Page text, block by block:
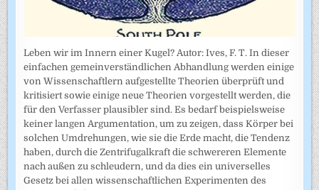
Leben wir im Innern einer Kugel? Autor: Ives, F. T. In dieser
einfachen gemeinverständlichen Abhandlung werden einige
von Wissenschaftlern aufgestellte Theorien überprüft und
kritisiert sowie einige neue Theorien vorgestellt werden, die
für den Verfasser plausibler sind. Es bedarf beispielsweise
keiner langen Argumentation, um zu zeigen, dass Körper bei
solchen Umdrehungen, wie sie die Erde macht, die Tendenz
haben, durch die Zentrifugalkraft die schwereren Elemente
nach außen zu schleudern, und da dies ein universelles
Gesetz bei allen wissenschaftlichen Experimenten des